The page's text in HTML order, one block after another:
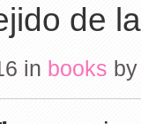
de
in books